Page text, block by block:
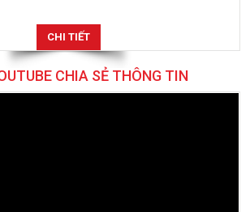
CHIA SẺ THÔNG TIN